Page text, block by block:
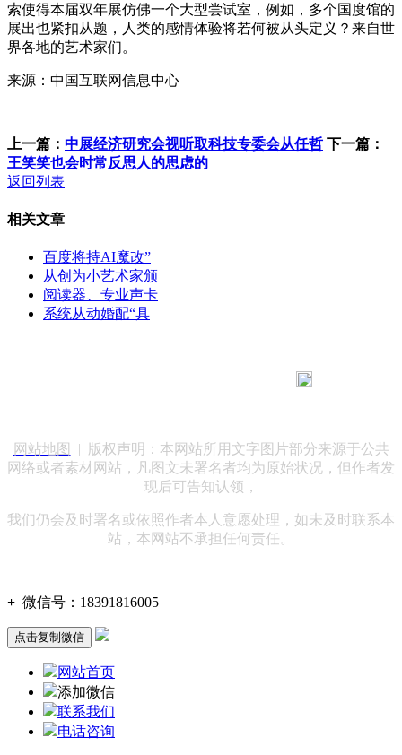
索使得本届双年展仿佛一个大型尝试室，例如，多个国度馆的
展出也紧扣从题，人类的感情体验将若何被从头定义？来自世
界各地的艺术家们。
来源：中国互联网信息中心
上一篇： 中展经济研究会视听取科技专委会从任哲 下一篇：
王笑笑也会时常反思人的思虑的
返回列表
相关文章
百度将持AI魔改”
从创为小艺术家颁
阅读器、专业声卡
系统从动婚配“具
网站地图
| 版权声明：本网站所用文字图片部分来源于公共
网络或者素材网站，凡图文未署名者均为原始状况，但作者发
现后可告知认领，
我们仍会及时署名或依照作者本人意愿处理，如未及时联系本
站，本网站不承担任何责任。
+ 微信号： 18391816005
点击复制微信
网站首页
添加微信
联系我们
电话咨询